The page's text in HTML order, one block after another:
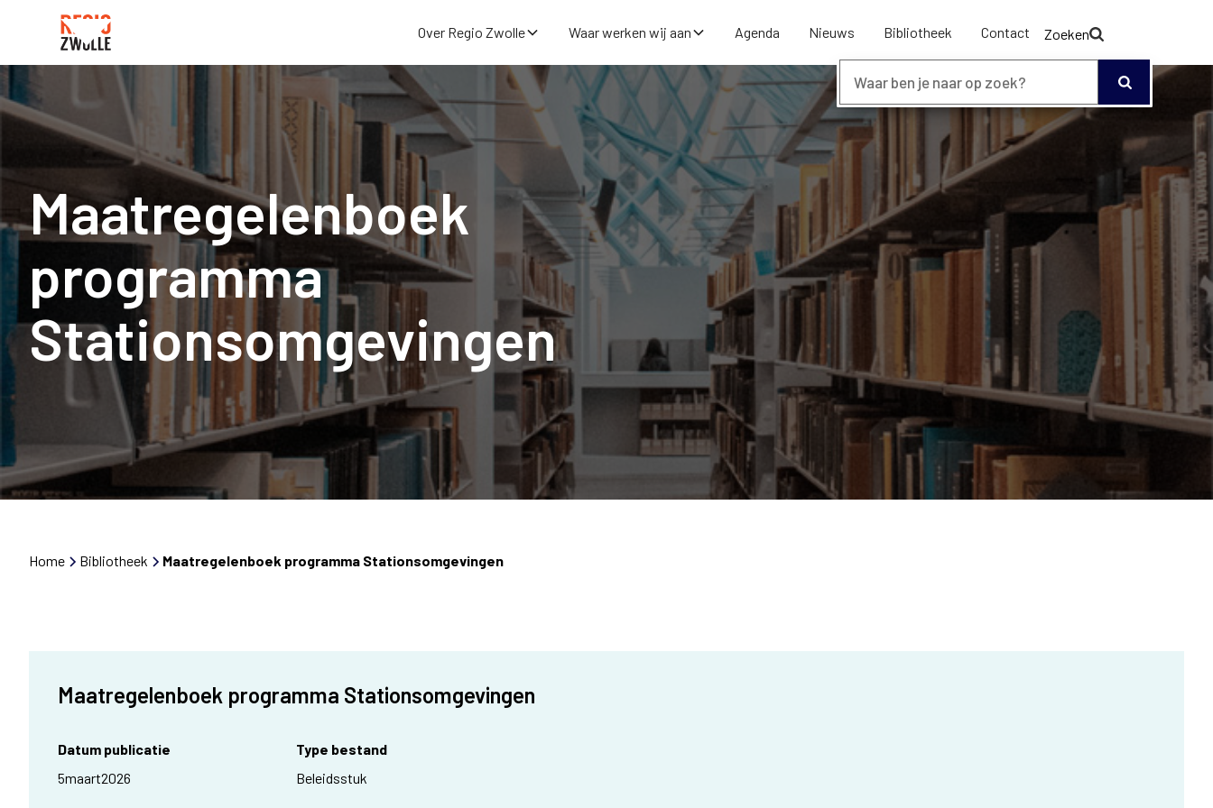
Over Regio Zwolle Waar werken wij aan Agenda Nieuws Bibliotheek Contact Zoeken
Maatregelenboek
programma
Stationsomgevingen
Home Bibliotheek Maatregelenboek programma Stationsomgevingen
Maatregelenboek programma Stationsomgevingen
Datum publicatie
5maart2026
Type bestand
Beleidsstuk